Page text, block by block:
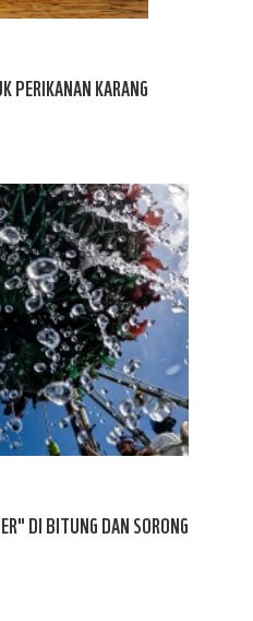
PERIKANAN KARANG
DI BITUNG DAN SORONG